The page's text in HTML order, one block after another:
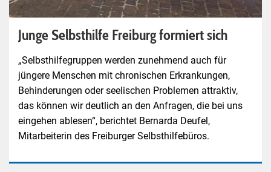
Junge Selbsthilfe Freiburg formiert sich
„Selbsthilfegruppen werden zunehmend auch für
jüngere Menschen mit chronischen Erkrankungen,
Behinderungen oder seelischen Problemen attraktiv,
das können wir deutlich an den Anfragen, die bei uns
eingehen ablesen“, berichtet Bernarda Deufel,
Mitarbeiterin des Freiburger Selbsthilfebüros.